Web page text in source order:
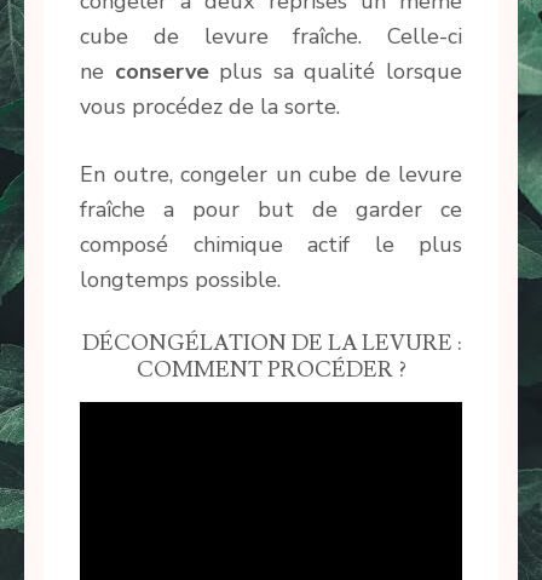
cube de levure fraîche. Celle-ci
ne conserveplus sa qualité lorsque
vous procédez de la sorte.
En outre, congeler un cube de levure
fraîche a pour but de garder ce
composé chimique actif le plus
longtemps possible.
DÉCONGÉLATION DE LA LEVURE :
COMMENT PROCÉDER ?